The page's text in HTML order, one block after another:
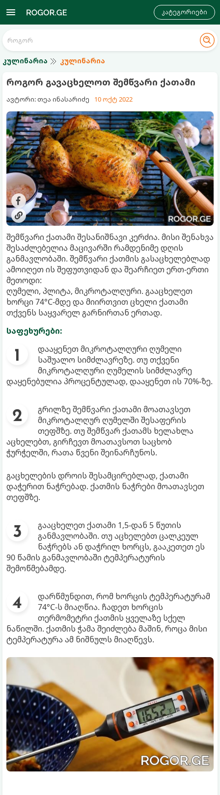
კატეგორიები
კულინარია კულინარია
როგორ გავაცხელოთ შემწვარი ქათამი
ავტორი: თეა ინასარიძე 10 ოქტ 2022
შემწვარი ქათამი შესანიშნავი კერძია. მისი შენახვა
შესაძლებელია მაცივარში რამდენიმე დღის
განმავლობაში. შემწვარი ქათმის გასაცხელებლად
ამოიღეთ ის შეფუთვიდან და შეარჩიეთ ერთ-ერთი
მეთოდი:
ღუმელი, პლიტა, მიკროტალღური. გააცხელეთ
ხორცი 74°C-მდე და მიირთვით ცხელი ქათამი
თქვენს საყვარელ გარნირთან ერთად.
საფეხურები:
დააყენეთ მიკროტალღური ღუმელი
საშუალო სიმძლავრეზე. თუ თქვენი
მიკროტალღური ღუმელის სიმძლავრე
დაყენებულია პროცენტულად, დააყენეთ ის 70%-ზე.
გრილზე შემწვარი ქათამი მოათავსეთ
მიკროტალღურ ღუმელში შესაფერის
თეფშზე. თუ შემწვარ ქათამს ხელახლა
აცხელებთ, გირჩევთ მოათავსოთ საცხობ
ჭურჭელში, რათა წვენი შეინარჩუნოს.
გაცხელების დროის შესამცირებლად, ქათამი
დაჭერით ნაჭრებად. ქათმის ნაჭრები მოათავსეთ
თეფშზე.
გააცხელეთ ქათამი 1,5-დან 5 წუთის
განმავლობაში. თუ აცხელებთ ცალკეულ
ნაჭრებს ან დაჭრილ ხორცს, გააკეთეთ ეს
90 წამის განმავლობაში ტემპერატურის
შემოწმებამდე.
დარწმუნდით, რომ ხორცის ტემპერატურამ
74°C-ს მიაღწია. ჩადეთ ხორცის
თერმომეტრი ქათმის ყველაზე სქელ
ნაწილში. ქათმის ჭამა შეიძლება მაშინ, როცა მისი
ტემპერატურა ამ ნიშნულს მიაღწევს.